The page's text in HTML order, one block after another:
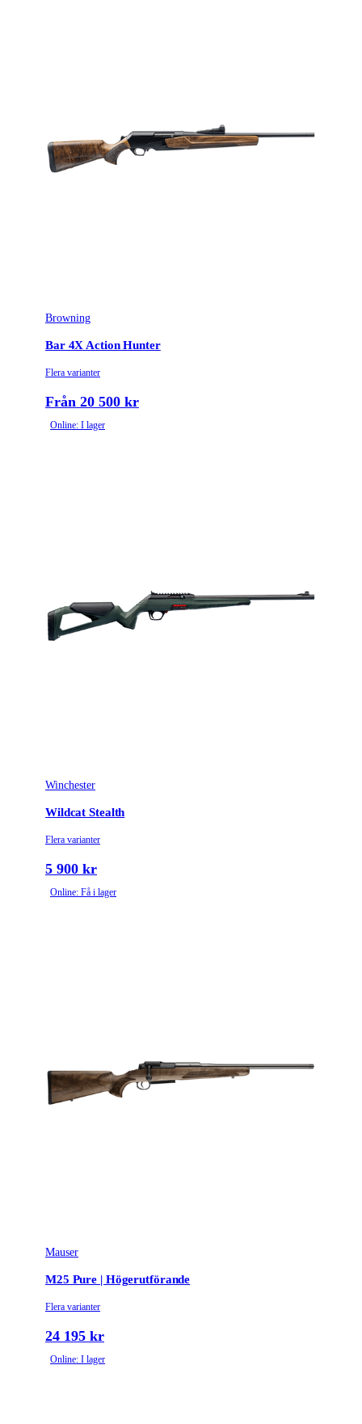
Browning
Bar 4X Action Hunter
Flera varianter
Från 20 500 kr
Online: I lager
Winchester
Wildcat Stealth
Flera varianter
5 900 kr
Online: Få i lager
Mauser
M25 Pure | Högerutförande
Flera varianter
24 195 kr
Online: I lager